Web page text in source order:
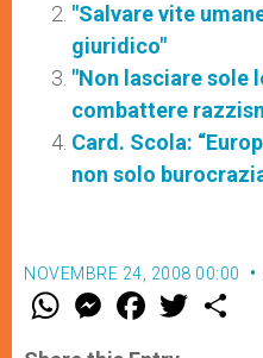
"Salvare vite
giuridico"
"Non lasciare sole
combattere
Card. Scola:
non solo
NOVEMBRE 24, 2008 00:00
W
t
M
e
s
F
a
e
w